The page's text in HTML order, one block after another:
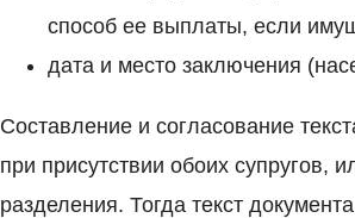
способ ее выплаты, если
дата и место заключения
Составление и согласование
при присутствии обоих супругов,
разделения. Тогда текст